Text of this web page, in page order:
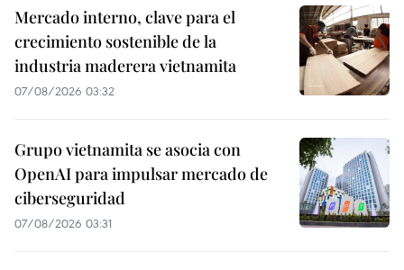
Mercado interno, clave para el
crecimiento sostenible de la
industria maderera vietnamita
07/08/2026 03:32
Grupo vietnamita se asocia con
OpenAI para impulsar mercado de
ciberseguridad
07/08/2026 03:31